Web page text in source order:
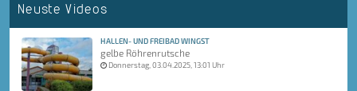
Neuste Videos
HALLEN- UND FREIBAD WINGST
gelbe Röhrenrutsche
Donnerstag, 03.04.2025, 13:01 Uhr